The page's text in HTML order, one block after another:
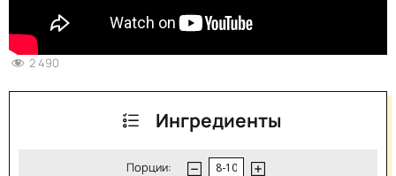
2 490
Ингредиенты
Порции: